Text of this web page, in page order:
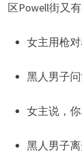
区Powell街又
女主用枪对
黑人男子
女主说，
黑人男子